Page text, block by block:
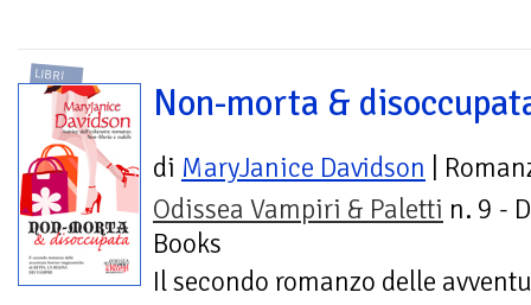
LIBRI
Non-morta &
di MaryJanice Davidson |
Odissea Vampiri & Paletti n. 9 -
Books
Il secondo romanzo delle